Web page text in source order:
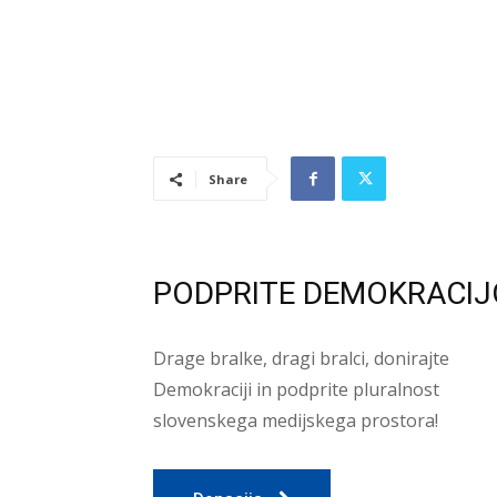
Share
PODPRITE
Drage bralke, dragi bralci, donirajte
Demokraciji in podprite pluralnost
slovenskega medijskega prostora!